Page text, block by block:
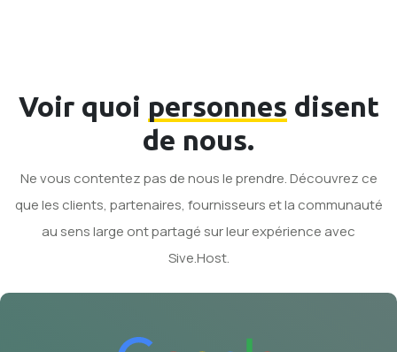
Voir quoi personnes disent
de nous.
Ne vous contentez pas de nous le prendre. Découvrez ce
que les clients, partenaires, fournisseurs et la communauté
au sens large ont partagé sur leur expérience avec
Sive.Host.